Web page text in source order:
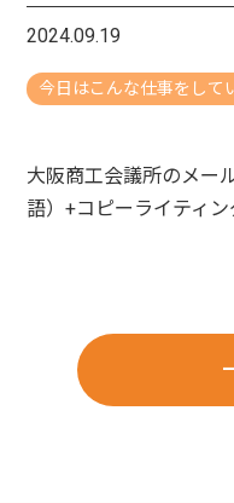
2024.09.19
今日はこんな仕事をして
大阪商工会議所のメー
語）+コピーライティン